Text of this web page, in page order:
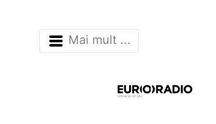
Mai mult ...